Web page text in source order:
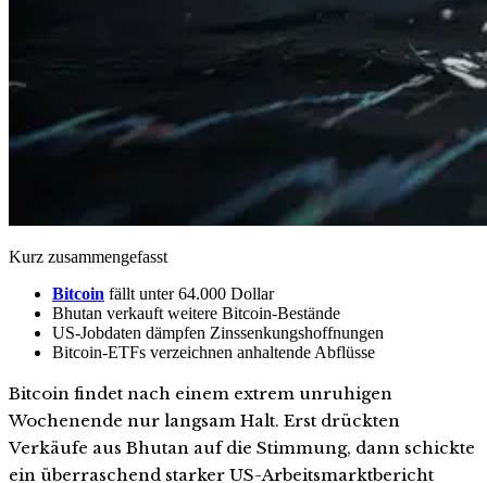
Kurz zusammengefasst
Bitcoin fällt unter 64.000 Dollar
Bhutan verkauft weitere Bitcoin-Bestände
US-Jobdaten dämpfen Zinssenkungshoffnungen
Bitcoin-ETFs verzeichnen anhaltende Abflüsse
Bitcoin findet nach einem extrem unruhigen
Wochenende nur langsam Halt. Erst drückten
Verkäufe aus Bhutan auf die Stimmung, dann schickte
ein überraschend starker US-Arbeitsmarktbericht